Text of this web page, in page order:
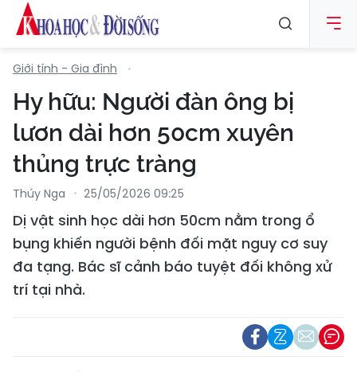
Giới tính - Gia đình
Hy hữu: Người đàn ông bị
lươn dài hơn 50cm xuyên
thủng trực tràng
Thúy Nga 25/05/2026 09:25
Dị vật sinh học dài hơn 50cm nằm trong ổ
bụng khiến người bệnh đối mặt nguy cơ suy
đa tạng. Bác sĩ cảnh báo tuyệt đối không xử
trí tại nhà.